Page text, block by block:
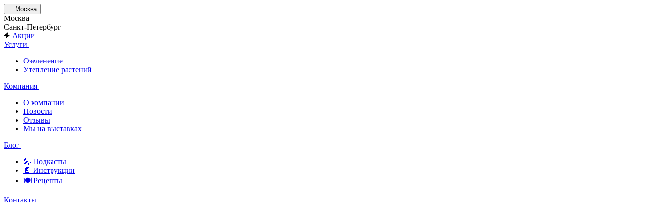
Москва
Москва
Санкт-Петербург
Акции
Услуги
Озеленение
Утепление растений
Компания
О компании
Новости
Отзывы
Мы на выставках
Блог
🎤︎︎ Подкасты
📄 Инструкции
🍽 Рецепты
Контакты